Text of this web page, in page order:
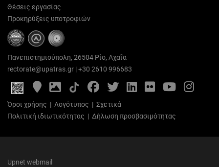
Θέσεις εργασίας
Προκηρύξεις υποτροφιών
Πανεπιστημιούπολη, 26504 Ρίο, Αχαΐα
rectorate@upatras.gr |+30 2610 996683
Google
Maps
Photo
Gallery
FacebookTwitterLinkedIn
FlickrYouTube
Όροι χρήσης | Λογότυπος | Σχετικά
Πολιτική ιδιωτικότητας | Δήλωση προσβασιμότητας
Upnet webmail